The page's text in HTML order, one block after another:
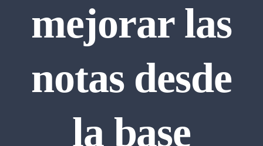
Preparación de Matemáticas EBAU en Logroño
Universidad
ACTIVIDADES Y TALLERES
mejorar las
notas desde
la base